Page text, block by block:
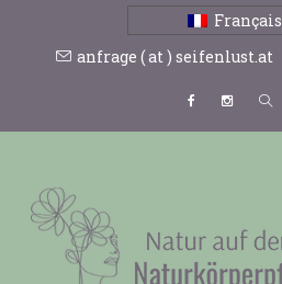
Français
anfrage ( at ) seifenlust.at